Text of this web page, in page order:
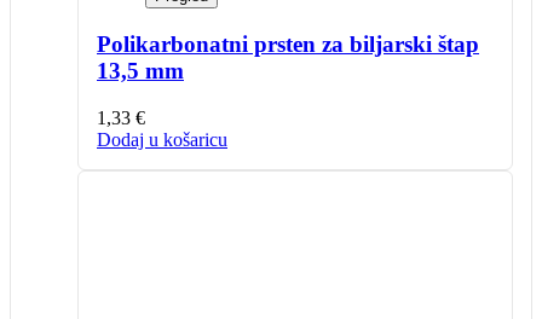
Polikarbonatni prsten za biljarski štap
13,5 mm
1,33 €
Dodaj u košaricu